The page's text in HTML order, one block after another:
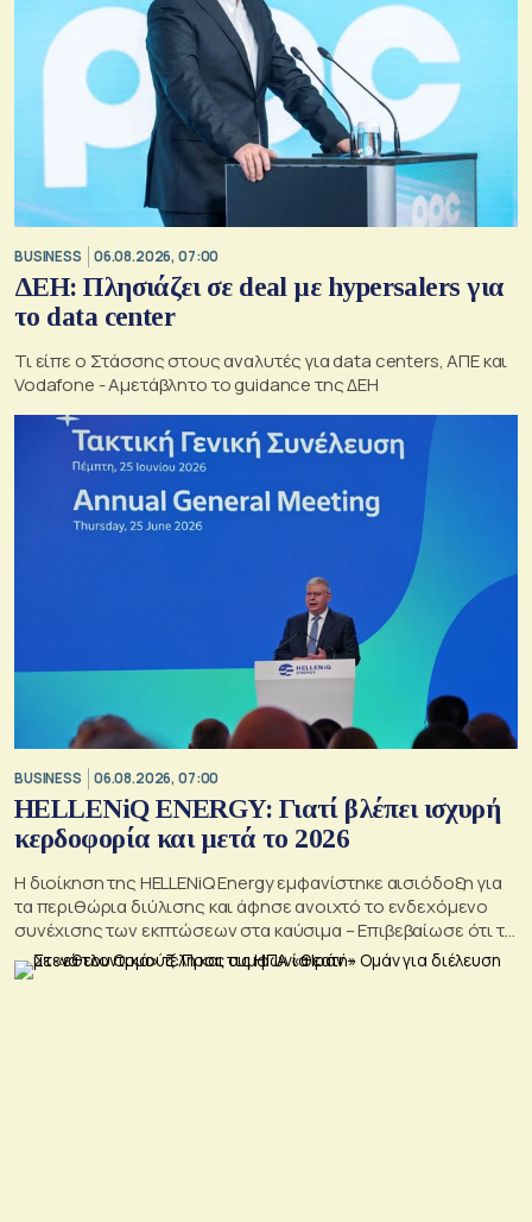
BUSINESS 06.08.2026, 07:00
ΔΕΗ: Πλησιάζει σε deal με hypersalers για
το data center
Τι είπε ο Στάσσης στους αναλυτές για data centers, ΑΠΕ και
Vodafone - Αμετάβλητο το guidance της ΔΕΗ
BUSINESS 06.08.2026, 07:00
HELLENiQ ENERGY: Γιατί βλέπει ισχυρή
κερδοφορία και μετά το 2026
Η διοίκηση της HELLENiQ Energy εμφανίστηκε αισιόδοξη για
τα περιθώρια διύλισης και άφησε ανοιχτό το ενδεχόμενο
συνέχισης των εκπτώσεων στα καύσιμα – Επιβεβαίωσε ότι το
γεωτρύπανο θα μπει το 2027 στο Βόρειο Ιόνιο